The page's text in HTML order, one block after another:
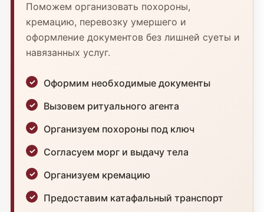
Поможем организовать похороны,
кремацию, перевозку умершего и
оформление документов без лишней суеты и
навязанных услуг.
Оформим необходимые документы
Вызовем ритуального агента
Организуем похороны под ключ
Согласуем морг и выдачу тела
Организуем кремацию
Предоставим катафальный транспорт